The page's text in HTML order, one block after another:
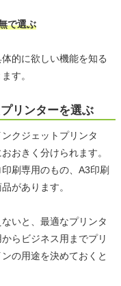
で選ぶ
的に欲しい機能を知る
す。
リンターを選ぶ
クジェットプリンタ
おきく分けられます。
刷専用のもの、A3印刷
があります。
いと、最適なプリンタ
らビジネス用までプリ
の用途を決めておくと